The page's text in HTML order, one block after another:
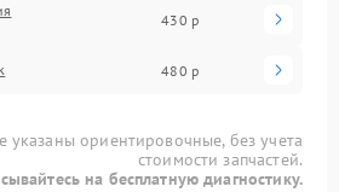
430 р
480 р
указаны ориентировочные, без учета
стоимости запчастей.
на бесплатную диагностику.